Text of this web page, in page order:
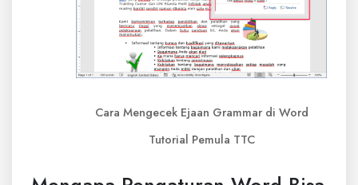
Cara Mengecek Ejaan Grammar di Word
Tutorial Pemula TTC